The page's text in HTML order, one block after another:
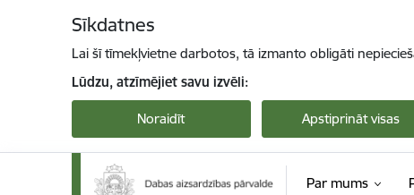
Sīkdatnes
Lai šī tīmekļvietne darbotos, tā izmanto obligāti
Lūdzu, atzīmējiet savu izvēli:
Noraidīt Apstiprināt visas
Par mums